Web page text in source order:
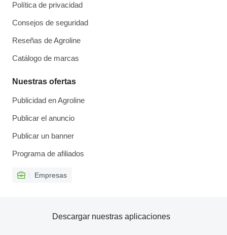
Política de privacidad
Consejos de seguridad
Reseñas de Agroline
Catálogo de marcas
Nuestras ofertas
Publicidad en Agroline
Publicar el anuncio
Publicar un banner
Programa de afiliados
Empresas
Descargar nuestras aplicaciones